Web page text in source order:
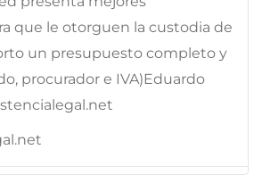
que le otorguen la custodia de
un presupuesto completo y
procurador e IVA)Eduardo